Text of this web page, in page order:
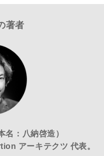
著者
名：八納啓造）
アーキテクツ 代表。